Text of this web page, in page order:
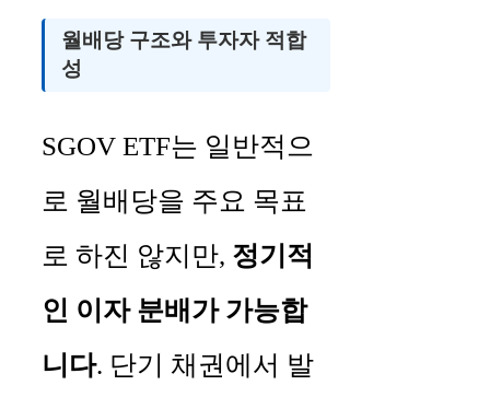
월배당 구조와 투자자 적합
성
SGOV ETF는 일반적으
로 월배당을 주요 목표
로 하진 않지만, 정기적
인 이자 분배가 가능합
니다. 단기 채권에서 발